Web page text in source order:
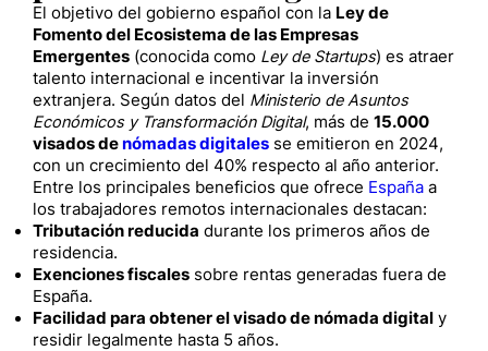
El objetivo del gobierno español con la Ley de
Fomento del Ecosistema de las Empresas
Emergentes (conocida como Ley de Startups) es atraer
talento internacional e incentivar la inversión
extranjera. Según datos del Ministerio de Asuntos
Económicos y Transformación Digital, más de 15.000
visados denómadas digitales se emitieron en 2024,
con un crecimiento del 40% respecto al año anterior.
Entre los principales beneficios que ofrece España a
los trabajadores remotos internacionales destacan:
Tributación reducida durante los primeros años de
residencia.
Exenciones fiscales sobre rentas generadas fuera de
España.
Facilidad para obtener el visado de nómada digital y
residir legalmente hasta 5 años.